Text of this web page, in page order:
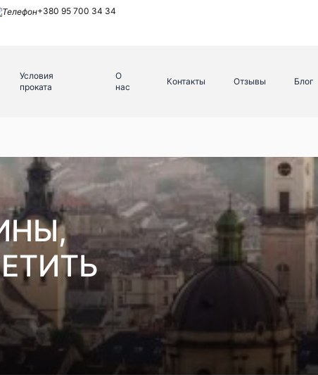
+380 95 700 34 34
Условия
проката
О
нас
Контакты Отзывы Блог